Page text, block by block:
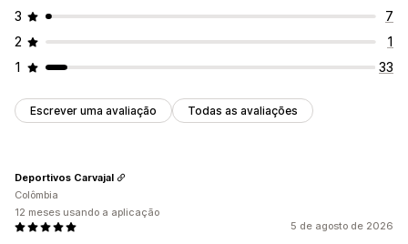
3
7
2
1
1
33
Escrever uma avaliação Todas as avaliações
5 de agosto de 2026
Deportivos Carvajal
Colômbia
12 meses usando a aplicação